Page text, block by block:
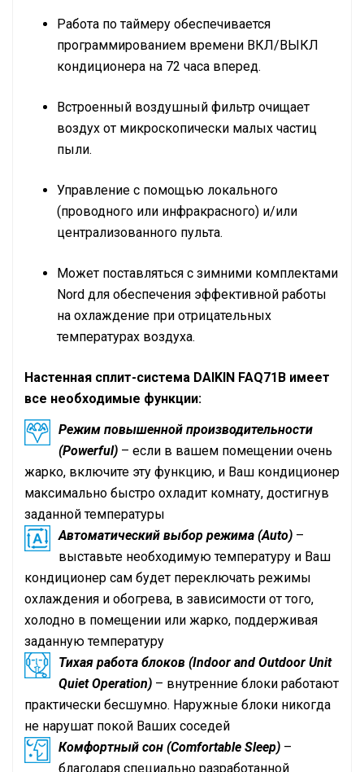
Работа по таймеру обеспечивается
программированием времени ВКЛ/ВЫКЛ
кондиционера на 72 часа вперед.
Встроенный воздушный фильтр очищает
воздух от микроскопически малых частиц
пыли.
Управление с помощью локального
(проводного или инфракрасного) и/или
централизованного пульта.
Может поставляться с зимними комплектами
Nord для обеспечения эффективной работы
на охлаждение при отрицательных
температурах воздуха.
Настенная сплит-система DAIKIN FAQ71B имеет
все необходимые функции:
Режим повышенной производительности
(Powerful) – если в вашем помещении очень
жарко, включите эту функцию, и Ваш кондиционер
максимально быстро охладит комнату, достигнув
заданной температуры
Автоматический выбор режима (Auto) –
выставьте необходимую температуру и Ваш
кондиционер сам будет переключать режимы
охлаждения и обогрева, в зависимости от того,
холодно в помещении или жарко, поддерживая
заданную температуру
Тихая работа блоков (Indoor and Outdoor Unit
Quiet Operation) – внутренние блоки работают
практически бесшумно. Наружные блоки никогда
не нарушат покой Ваших соседей
Комфортный сон (Comfortable Sleep) –
благодаря специально разработанной